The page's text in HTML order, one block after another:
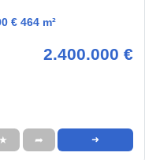
€ 464 m²
2.400.000 €
★ ➦ ➜